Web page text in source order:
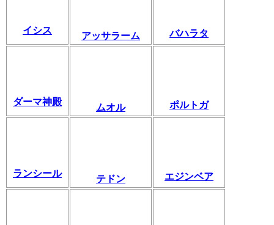
イシス
アッサラーム バハラタ
ダーマ神殿
ムオル ポルトガ
ランシール
テドン エジンベア